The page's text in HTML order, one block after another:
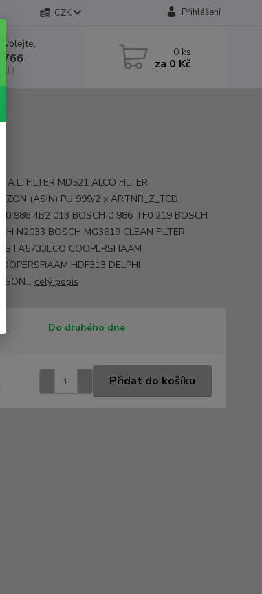
CZK Přihlášení
0 ks
za 0 Kč
A.L. FILTER MD521 ALCO FILTER
(ASIN) PU 999/2 x ARTNR_Z_TCD
0 986 4B2 013 BOSCH 0 986 TF0 219 BOSCH
N2033 BOSCH MG3619 CLEAN FILTER
FA5733ECO COOPERSFIAAM
HDF313 DELPHI
celý popis
Do druhého dne
Přidat do košíku